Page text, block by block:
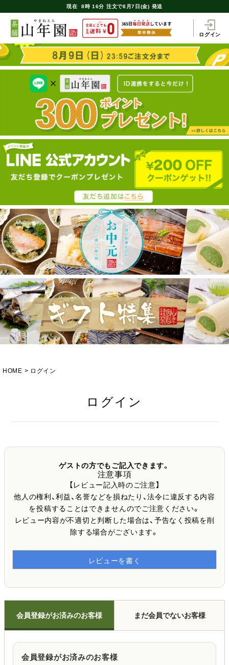
現在 8時 16分 注文で8月7日(金) 発送
ログイン
HOME ログイン
ログイン
ゲストの方でもご記入できます。
注意事項
【レビュー記入時のご注意】
他人の権利、利益、名誉などを損ねたり、法令に違反する内容
を投稿することはできませんのでご注意ください。
レビュー内容が不適切と判断した場合は、予告なく投稿を削
除する場合がございます。
レビューを書く
会員登録がお済みのお客様 まだ会員でないお客様
会員登録がお済みのお客様